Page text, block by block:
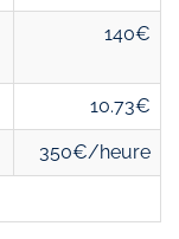
140€
10.73€
350€/heure